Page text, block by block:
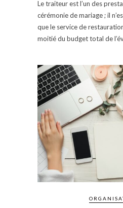
Le traiteur est l’un des
cérémonie de mariage ; il
que le service de
moitié du budget total de